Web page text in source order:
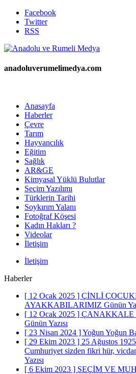
Facebook
Twitter
RSS
anadoluverumelimedya.com
Anasayfa
Haberler
Çevre
Tarım
Hayvancılık
Eğitim
Sağlık
AR&GE
Kimyasal Yüklü Bulutlar
Seçim Yazılımı
Türklerin Tarihi
Soykırım Yalanı
Fotoğraf Köşesi
Kadın Hakları ?
Videolar
İletişim
İletişim
Haberler
[ 12 Ocak 2025 ] ÇİNLİ
AYAKKABILARIMIZ Günün
[ 12 Ocak 2025 ] ÇANAKKALE
Günün Yazısı
[ 23 Nisan 2024 ]Yoğun Yoğun
[ 29 Ekim 2023 ] 25 Ağustos
Cumhuriyet sizden fikri hür,
Yazısı
[ 6 Ekim 2023 ] SEÇİM VE